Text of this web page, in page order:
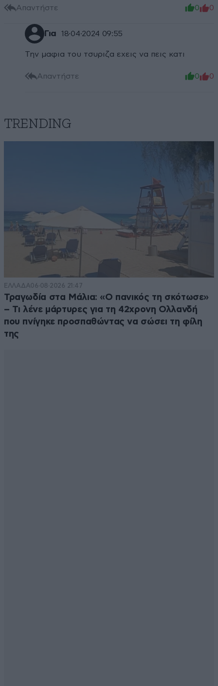
Απαντήστε 0 0
Για 18·04·2024 09:55
Την μαφια του τσυριζα εχεις να πεις κατι
Απαντήστε 0 0
TRENDING
ΕΛΛΑΔΑ06·08·2026 21:47
Τραγωδία στα Μάλια: «Ο πανικός τη σκότωσε»
– Τι λένε μάρτυρες για τη 42χρονη Ολλανδή
που πνίγηκε προσπαθώντας να σώσει τη φίλη
της